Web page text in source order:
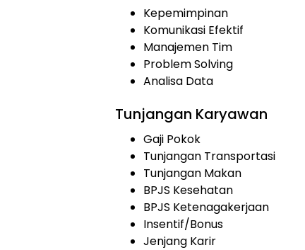
Kepemimpinan
Komunikasi Efektif
Manajemen Tim
Problem Solving
Analisa Data
Tunjangan Karyawan
Gaji Pokok
Tunjangan Transportasi
Tunjangan Makan
BPJS Kesehatan
BPJS Ketenagakerjaan
Insentif/Bonus
Jenjang Karir